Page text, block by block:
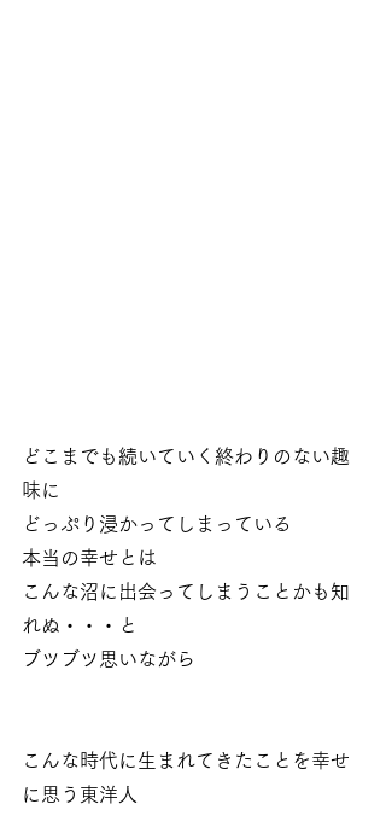
どこまでも続いていく終わりのない趣
味に
どっぷり浸かってしまっている
本当の幸せとは
こんな沼に出会ってしまうことかも知
れぬ・・・と
ブツブツ思いながら
こんな時代に生まれてきたことを幸せ
に思う東洋人